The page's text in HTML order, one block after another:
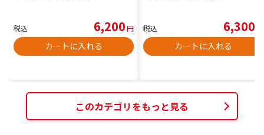
税込 6,200円
カートに入れる
税込 6,300
カートに入れる
このカテゴリをもっと見る